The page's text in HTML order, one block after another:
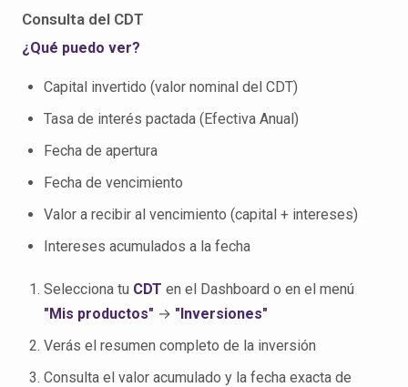
Consulta del CDT
¿Qué puedo ver?
Capital invertido (valor nominal del CDT)
Tasa de interés pactada (Efectiva Anual)
Fecha de apertura
Fecha de vencimiento
Valor a recibir al vencimiento (capital + intereses)
Intereses acumulados a la fecha
Selecciona tu CDT en el Dashboard o en el menú
"Mis productos" → "Inversiones"
Verás el resumen completo de la inversión
Consulta el valor acumulado y la fecha exacta de